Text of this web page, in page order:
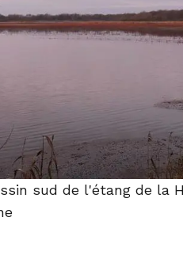
sud de l'étang de la